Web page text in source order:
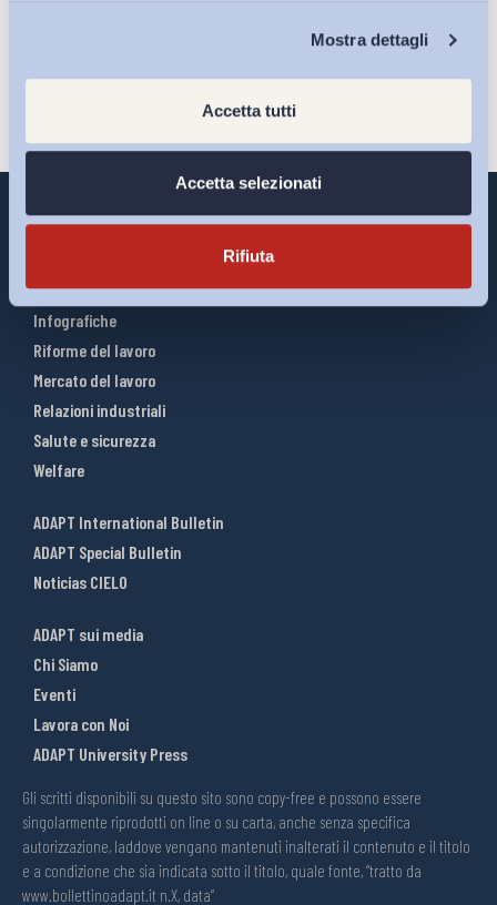
Mostra dettagli
Accetta tutti
Accetta selezionati
Rifiuta
Interventi ADAPT
Infografiche
Riforme del lavoro
Mercato del lavoro
Relazioni industriali
Salute e sicurezza
Welfare
ADAPT International Bulletin
ADAPT Special Bulletin
Noticias CIELO
ADAPT sui media
Chi Siamo
Eventi
Lavora con Noi
ADAPT University Press
Gli scritti disponibili su questo sito sono copy-free e possono essere
singolarmente riprodotti on line o su carta, anche senza specifica
autorizzazione, laddove vengano mantenuti inalterati il contenuto e il titolo
e a condizione che sia indicata sotto il titolo, quale fonte, “tratto da
www.bollettinoadapt.it n.X, data“